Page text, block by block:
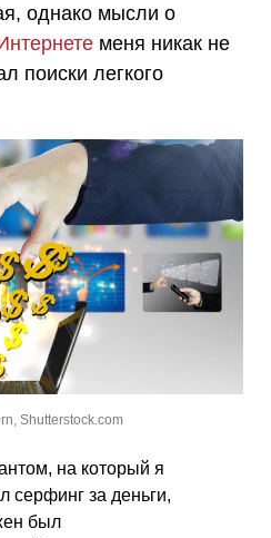
однако мысли о
меня никак не
поиски легкого
Shutterstock.com
на который я
серфинг за деньги,
был